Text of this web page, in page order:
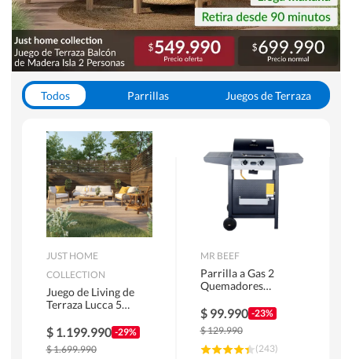
Todos Parrillas
Juegos de Terraza
JUST HOME
COLLECTION
Juego de Living de
Terraza Lucca 5
$ 1.199.990 -29%
$1.699.990
MR BEEF
Parrilla a Gas 2
Quemadores
$ 99.990 -23%
$129.990
(243)